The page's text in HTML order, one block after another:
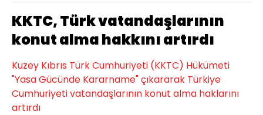
KKTC, Türk vatandaşlarının
konut alma hakkını artırdı
Kuzey Kıbrıs Türk Cumhuriyeti (KKTC) Hükümeti
"Yasa Gücünde Kararname" çıkararak Türkiye
Cumhuriyeti vatandaşlarının konut alma haklarını
artırdı